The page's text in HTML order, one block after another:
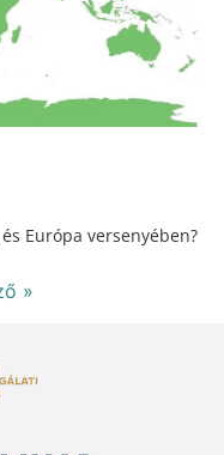
Európa versenyében?
»